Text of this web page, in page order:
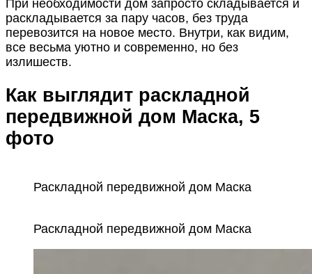
При необходимости дом запросто складывается и
раскладывается за пару часов, без труда
перевозится на новое место. Внутри, как видим,
все весьма уютно и современно, но без
излишеств.
Как выглядит раскладной
передвижной дом Маска, 5
фото
Раскладной передвижной дом Маска
Раскладной передвижной дом Маска